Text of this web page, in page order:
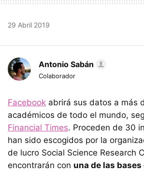
29 Abril 2019
Antonio Sabán
Colaborador
Facebook abrirá sus datos a más
académicos de todo el mundo,
Financial Times. Proceden de 30
han sido escogidos por la
de lucro Social Science Research
encontrarán con una de las bases